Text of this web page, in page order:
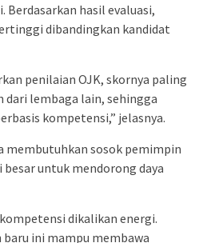
Berdasarkan hasil evaluasi,
dibandingkan kandidat
penilaian OJK, skornya paling
lembaga lain, sehingga
kompetensi,” jelasnya.
membutuhkan sosok pemimpin
untuk mendorong daya
dikalikan energi.
ini mampu membawa